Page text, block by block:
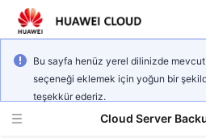
Bu sayfa henüz yerel dilinizde
seçeneği eklemek için yoğun bir
teşekkür ederiz.
Cloud Server